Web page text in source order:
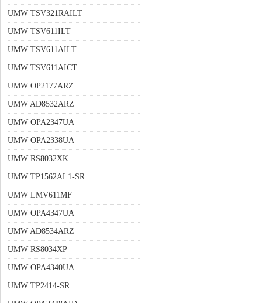
UMW TSV321RAILT
UMW TSV611ILT
UMW TSV611AILT
UMW TSV611AICT
UMW OP2177ARZ
UMW AD8532ARZ
UMW OPA2347UA
UMW OPA2338UA
UMW RS8032XK
UMW TP1562AL1-SR
UMW LMV611MF
UMW OPA4347UA
UMW AD8534ARZ
UMW RS8034XP
UMW OPA4340UA
UMW TP2414-SR